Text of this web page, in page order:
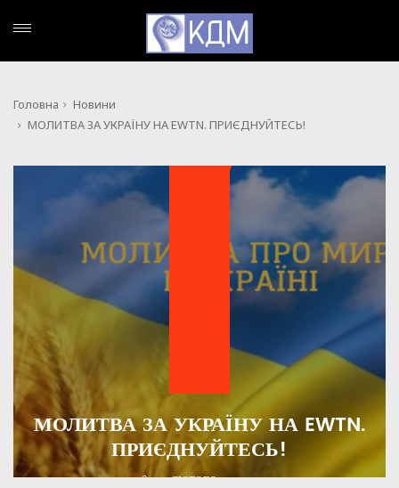
Головна
Новини
МОЛИТВА ЗА УКРАЇНУ НА EWTN. ПРИЄДНУЙТЕСЬ!
МОЛИТВА ЗА УКРАЇНУ НА EWTN.
ПРИЄДНУЙТЕСЬ!
ADMIN 16 ЛЮТОГО, 2022 1361